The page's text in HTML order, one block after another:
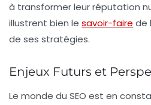
à transformer leur réputation
illustrent bien le savoir-faire de
de ses stratégies.
Enjeux Futurs et
Le monde du SEO est en